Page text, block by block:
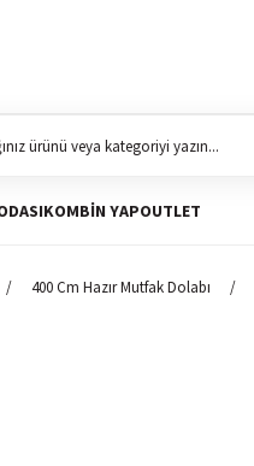
KOMBIN YAPOUTLET
400 Cm Hazır Mutfak Dolabı